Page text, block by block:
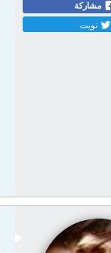
مشاركة
تويت